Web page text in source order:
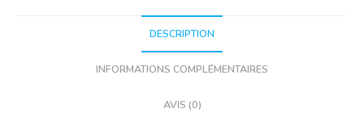
DESCRIPTION
INFORMATIONS COMPLÉMENTAIRES
AVIS (0)